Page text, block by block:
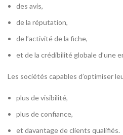
des avis,
de la réputation,
de l’activité de la fiche,
et de la crédibilité globale d’une
Les sociétés capables d’optimiser
plus de visibilité,
plus de confiance,
et davantage de clients qualifiés.